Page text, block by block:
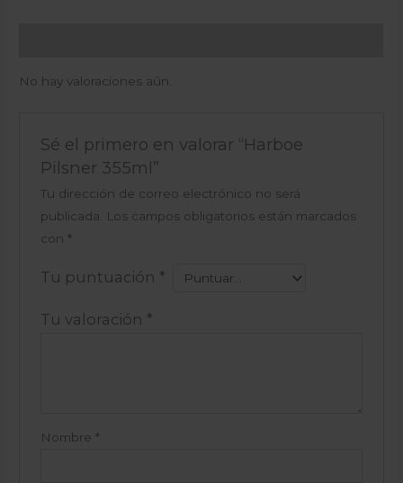
No hay valoraciones aún.
Sé el primero en valorar “Harboe
Pilsner 355ml”
Tu dirección de correo electrónico no será
publicada.
Los campos obligatorios están marcados
con *
Tu puntuación *
Tu valoración *
Nombre *